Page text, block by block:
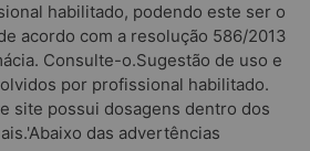
habilitado, podendo este ser o
acordo com a resolução 586/2013
Consulte-o.Sugestão de uso e
por profissional habilitado.
site possui dosagens dentro dos
das advertências